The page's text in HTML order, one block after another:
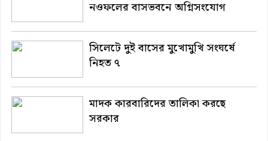
নওফলের বাসভবনে অগ্নিসংযোগ
সিলেটে দুই বাসের মুখোমুখি সংঘর্ষে
নিহত ৭
মাদক কারবারিদের তালিকা করছে
সরকার